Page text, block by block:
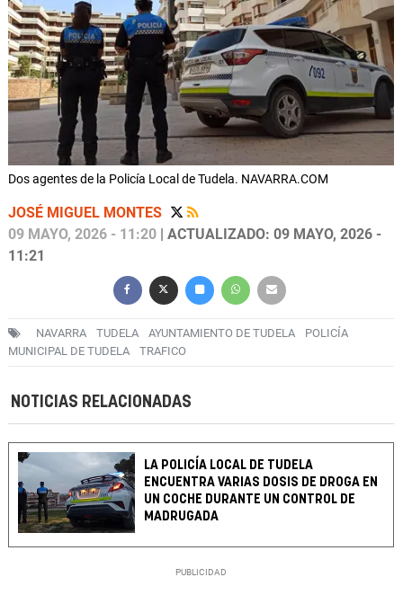
Dos agentes de la Policía Local de Tudela. NAVARRA.COM
JOSÉ MIGUEL MONTES
09 MAYO, 2026 - 11:20 | ACTUALIZADO: 09 MAYO, 2026 -
11:21
NAVARRA TUDELA AYUNTAMIENTO DE TUDELA
POLICÍA
MUNICIPAL DE TUDELA
TRAFICO
NOTICIAS RELACIONADAS
LA POLICÍA LOCAL DE TUDELA
ENCUENTRA VARIAS DOSIS DE DROGA EN
UN COCHE DURANTE UN CONTROL DE
MADRUGADA